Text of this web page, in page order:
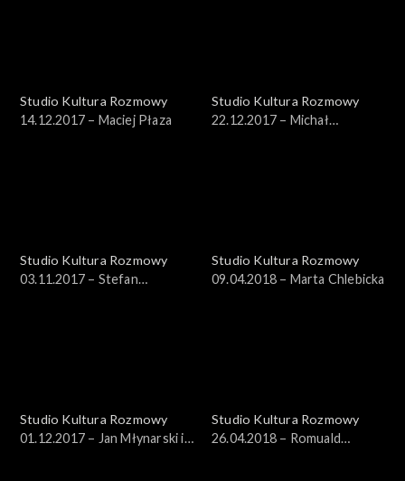
Studio Kultura Rozmowy
14.12.2017 – Maciej Płaza
Studio Kultura Rozmowy
22.12.2017 – Michał
Studio Kultura Rozmowy
03.11.2017 – Stefan
Studio Kultura Rozmowy
09.04.2018 – Marta Chlebicka
Studio Kultura Rozmowy
01.12.2017 – Jan Młynarski i
Studio Kultura Rozmowy
26.04.2018 – Romuald